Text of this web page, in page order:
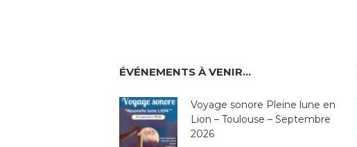
ÉVÉNEMENTS À VENIR…
Voyage sonore Pleine lune en
Lion – Toulouse – Septembre
2026